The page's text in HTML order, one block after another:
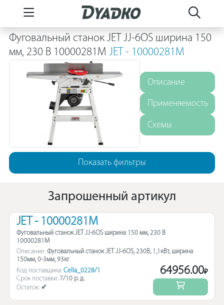
Фуговальный станок JET JJ-6OS ширина 150
мм, 230 В 10000281M JET - 10000281M
Описание
Применяемость
Схемы
Показать фильтры
Запрошенный артикул
JET - 10000281M
Фуговальный станок JET JJ-6OS ширина 150 мм, 230 В
10000281M
Описание: Фуговальный станок JET JJ-6OS, 230В, 1,1кВт, ширина
150мм, 0-3мм, 93кг
Код поставщика: Cella_0228/1
Срок поставки: 7/10 р. д.
Остаток: ✔
64956.00₽